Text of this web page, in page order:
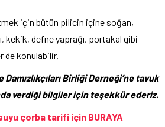
için bütün pilicin içine soğan,
kekik, defne yaprağı, portakal gibi
de konulabilir.
Birliği Derneği’ne tavuk
verdiği bilgiler için teşekkür ederiz.
çorba tarifi için BURAYA